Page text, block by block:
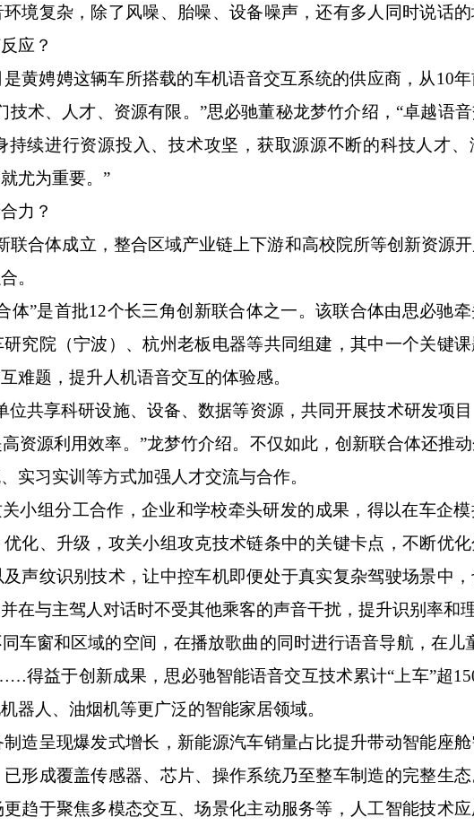
复杂，除了风噪、胎噪、设备噪声，还有多人同时说话的
应？
娉娉这辆车所搭载的车机语音交互系统的供应商，从10年
技术、人才、资源有限。”思必驰董秘龙梦竹介绍，“卓越语
持续进行资源投入、技术攻坚，获取源源不断的科技人才
尤为重要。”
力？
合体成立，整合区域产业链上下游和高校院所等创新资源
。
”是首批12个长三角创新联合体之一。该联合体由思必驰牵
究院（宁波）、杭州老板电器等共同组建，其中一个关键
难题，提升人机语音交互的体验感。
共享科研设施、设备、数据等资源，共同开展技术研发项
资源利用效率。”龙梦竹介绍。不仅如此，创新联合体还推
实习实训等方式加强人才交流与合作。
组分工合作，企业和学校牵头研发的成果，得以在车企模
化、升级，攻关小组攻克技术链条中的关键卡点，不断优
声纹识别技术，让中控车机即便处于真实复杂驾驶场景中
在与主驾人对话时不受其他乘客的声音干扰，提升识别率和理
窗和区域的空间，在播放歌曲的同时进行语音导航，在儿
得益于创新成果，思必驰智能语音交互技术累计“上车”超
器人、油烟机等更广泛的智能家居领域。
呈现爆发式增长，新能源汽车销量占比提升带动智能座舱
形成覆盖传感器、芯片、操作系统乃至整车制造的完整生
趋于聚焦多模态交互、场景化主动服务等，人工智能技术